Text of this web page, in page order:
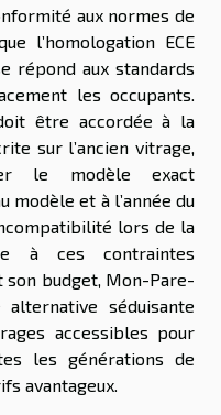
aux normes de
l’homologation ECE
répond aux standards
les occupants.
être accordée à la
sur l’ancien vitrage,
le modèle exact
modèle et à l’année du
lors de la
à ces contraintes
budget, Mon-Pare-
alternative séduisante
accessibles pour
les générations de
avantageux.